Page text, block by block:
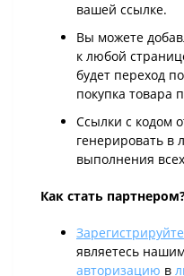
вашей ссылке.
Вы можете
к любой
будет переход
покупка товара
Ссылки с кодом
генерировать в
выполнения
Как стать
являетесь
авторизацию в